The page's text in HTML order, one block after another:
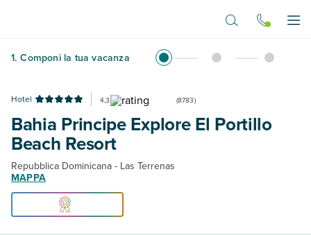
1. Componi la tua vacanza
Hotel 4,3 (8783)
Bahia Principe Explore El Portillo
Beach Resort
Repubblica Dominicana - Las Terrenas
MAPPA